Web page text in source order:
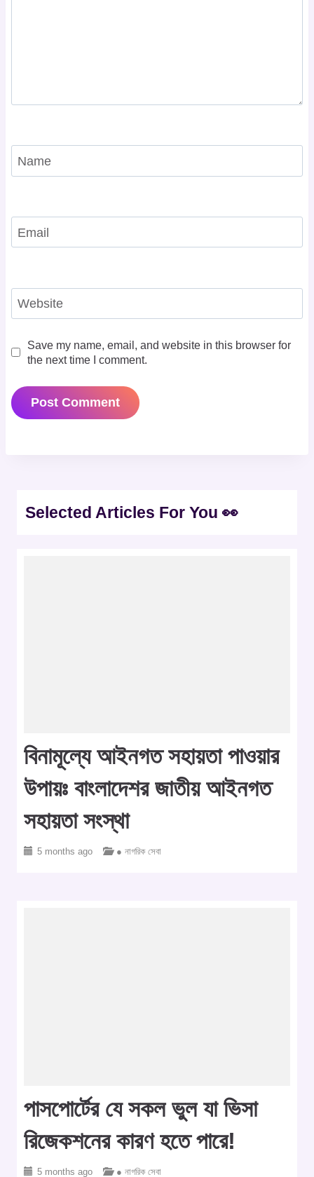
Name
Email
Website
Save my name, email, and website in this browser for
the next time I comment.
Selected Articles For You 👀
বিনামূল্যে আইনগত সহায়তা পাওয়ার
উপায়ঃ বাংলাদেশর জাতীয় আইনগত
সহায়তা সংস্থা
5 months ago ● নাগরিক সেবা
পাসপোর্টের যে সকল ভুল যা ভিসা
রিজেকশনের কারণ হতে পারে!
5 months ago ● নাগরিক সেবা